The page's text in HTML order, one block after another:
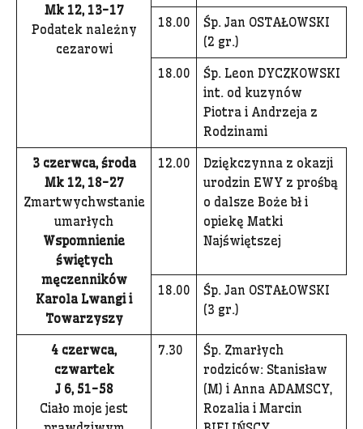
Mk 12, 13-17
Podatek należny
cezarowi
18.00
Śp. Jan OSTAŁOWSKI
(2 gr.)
18.00
Śp. Leon DYCZKOWSKI
int. od kuzynów
Piotra i Andrzeja z
Rodzinami
3 czerwca, środa
Mk 12, 18-27
Zmartwychwstanie
umarłych
Wspomnienie
świętych
męczenników
Karola Lwangi i
Towarzyszy
12.00
Dziękczynna z okazji
urodzin EWY z prośbą
o dalsze Boże bł i
opiekę Matki
Najświętszej
18.00
Śp. Jan OSTAŁOWSKI
(3 gr.)
4 czerwca,
czwartek
J 6, 51-58
Ciało moje jest
7.30
Śp. Zmarłych
rodziców: Stanisław
(M) i Anna ADAMSCY,
Rozalia i Marcin